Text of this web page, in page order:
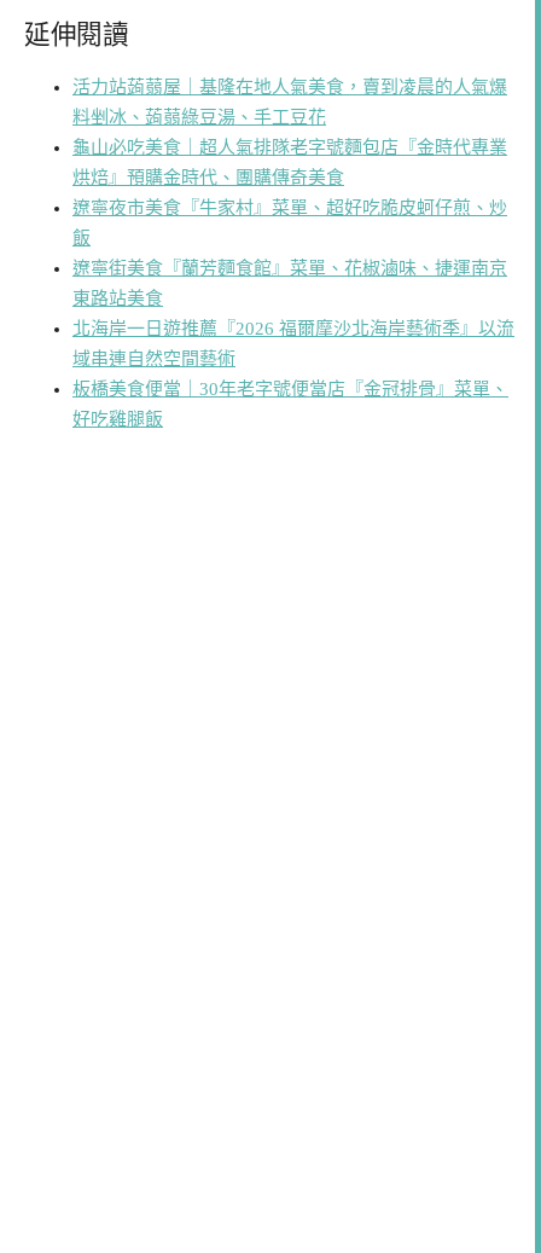
延伸閱讀
活力站蒟蒻屋｜基隆在地人氣美食，賣到凌晨的人氣爆
料剉冰、蒟蒻綠豆湯、手工豆花
龜山必吃美食｜超人氣排隊老字號麵包店『金時代專業
烘焙』預購金時代、團購傳奇美食
遼寧夜市美食『牛家村』菜單、超好吃脆皮蚵仔煎、炒
飯
遼寧街美食『蘭芳麵食館』菜單、花椒滷味、捷運南京
東路站美食
北海岸一日遊推薦『2026 福爾摩沙北海岸藝術季』以流
域串連自然空間藝術
板橋美食便當｜30年老字號便當店『金冠排骨』菜單、
好吃雞腿飯